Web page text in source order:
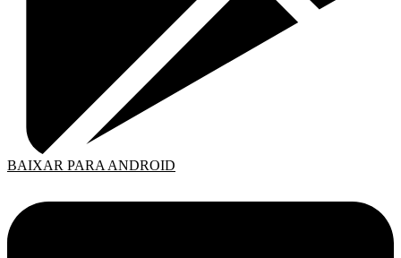
BAIXAR PARA ANDROID